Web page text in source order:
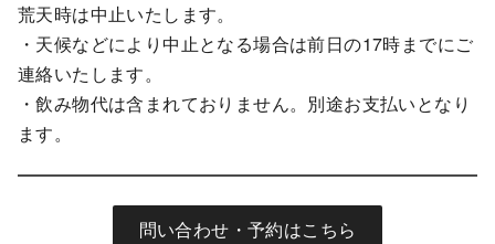
荒天時は中止いたします。
・天候などにより中止となる場合は前日の17時までにご
連絡いたします。
・飲み物代は含まれておりません。別途お支払いとなり
ます。
問い合わせ・予約はこちら